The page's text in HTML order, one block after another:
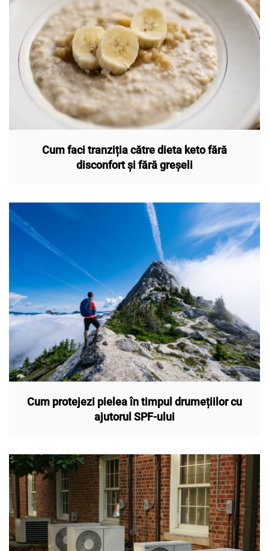
Cum faci tranziția către dieta keto fără
disconfort și fără greșeli
Cum protejezi pielea în timpul drumețiilor cu
ajutorul SPF-ului